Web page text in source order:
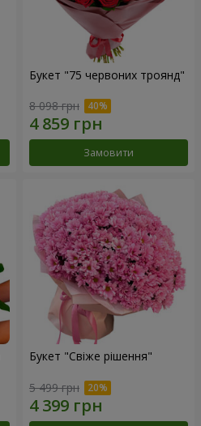
Букет "75 червоних троянд"
8 098 грн
Замовити
Букет "Свіже рішення"
5 499 грн